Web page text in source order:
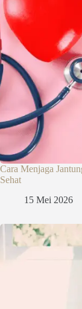
Cara Menjaga
Sehat
15 Mei 2026